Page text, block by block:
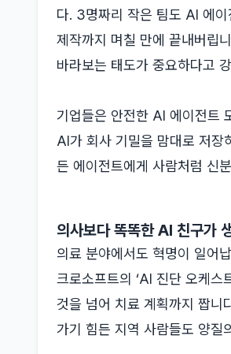
다. 3명짜리 작은 팀도 AI 에
제작까지 며칠 만에 끝내버립
바라보는 태도가 중요하다고
기업들은 안전한 AI 에이전트
AI가 회사 기밀을 맘대로 저장
든 에이전트에게 사람처럼 신
의사보다 똑똑한 AI 친구가
의료 분야에서도 혁명이 일어
크로소프트의 ‘AI 진단 오케
것을 넘어 치료 계획까지 짭니
가기 힘든 지역 사람들도 양질